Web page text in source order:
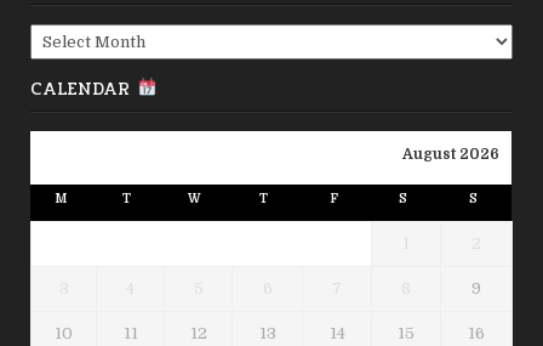
Archives
CALENDAR
August 2026
M T W T F S S
1 2
3 4 5 6 7 8 9
10 11 12 13 14 15 16